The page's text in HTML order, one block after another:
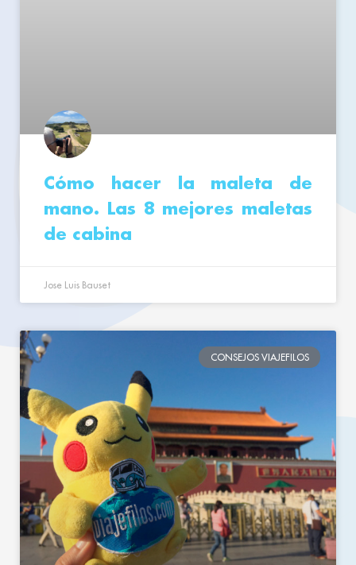
Cómo hacer la maleta de
mano. Las 8 mejores maletas
de cabina
Jose Luis Bauset
CONSEJOS VIAJEFILOS